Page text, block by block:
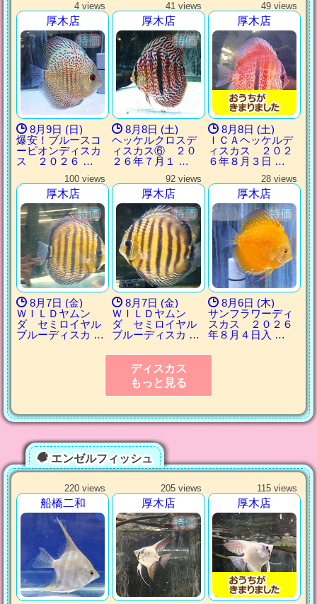
4 views
厚木店
8月9日 (日)
爆安！ブルースコ
ーピオンディスカ
ス ２０２６ …
41 views
厚木店
8月8日 (土)
ヘッケルクロスデ
ィスカス⑥ ２０
２６年７月１ …
49 views
厚木店
8月8日 (土)
ＩＣＡヘッケルデ
ィスカス ２０２
６年８月３日 …
100 views
厚木店
8月7日 (金)
ＷＩＬＤヤムン
ダ セミロイヤル
ブルーディスカ …
92 views
厚木店
8月7日 (金)
ＷＩＬＤヤムン
ダ セミロイヤル
ブルーディスカ …
28 views
厚木店
8月6日 (木)
サンフラワーディ
スカス ２０２６
年８月４日入 …
ディスカス
もっと見る
エンゼルフィッシュ
220 views
船橋二和
205 views
厚木店
115 views
厚木店